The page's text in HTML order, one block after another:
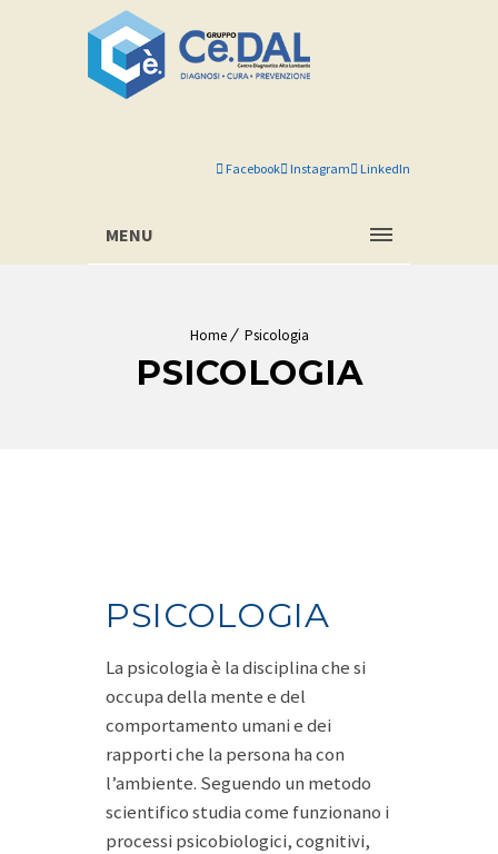
Facebook Instagram LinkedIn
MENU
Home Psicologia
PSICOLOGIA
PSICOLOGIA
La psicologia è la disciplina che si
occupa della mente e del
comportamento umani e dei
rapporti che la persona ha con
l’ambiente. Seguendo un metodo
scientifico studia come funzionano i
processi psicobiologici, cognitivi,